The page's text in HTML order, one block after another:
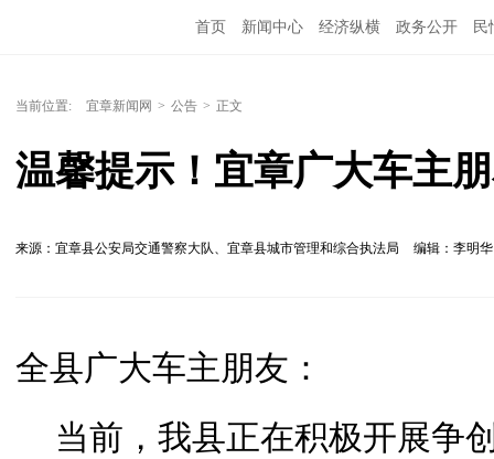
首页 新闻中心 经济纵横 政务公开 民
当前位置: 宜章新闻网 > 公告 > 正文
温馨提示！宜章广大车主
来源：宜章县公安局交通警察大队、宜章县城市管理和综合执法局 编辑：李明
全县广大车主朋友：
当前，我县正在积极开展争